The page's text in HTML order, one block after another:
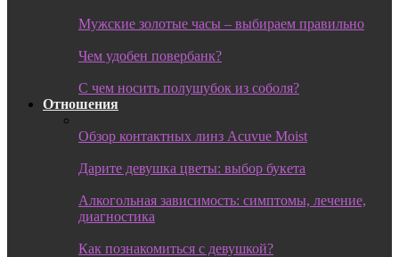
Мужские золотые часы – выбираем правильно
Чем удобен повербанк?
С чем носить полушубок из соболя?
Отношения
Обзор контактных линз Acuvue Moist
Дарите девушка цветы: выбор букета
Алкогольная зависимость: симптомы, лечение,
диагностика
Как познакомиться с девушкой?